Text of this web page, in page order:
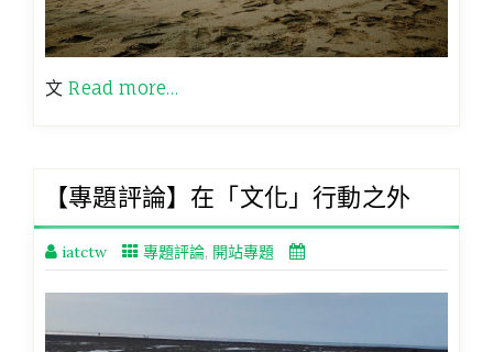
文Read more…
【專題評論】在「文化」行動之外
iatctw 專題評論, 開站專題